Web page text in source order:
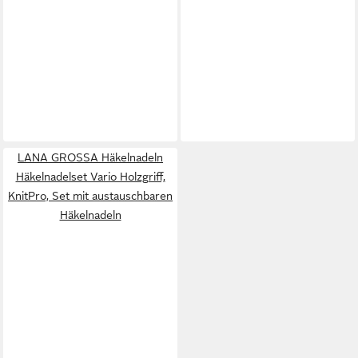
LANA GROSSA Häkelnadeln
Häkelnadelset Vario Holzgriff,
KnitPro, Set mit austauschbaren
Häkelnadeln